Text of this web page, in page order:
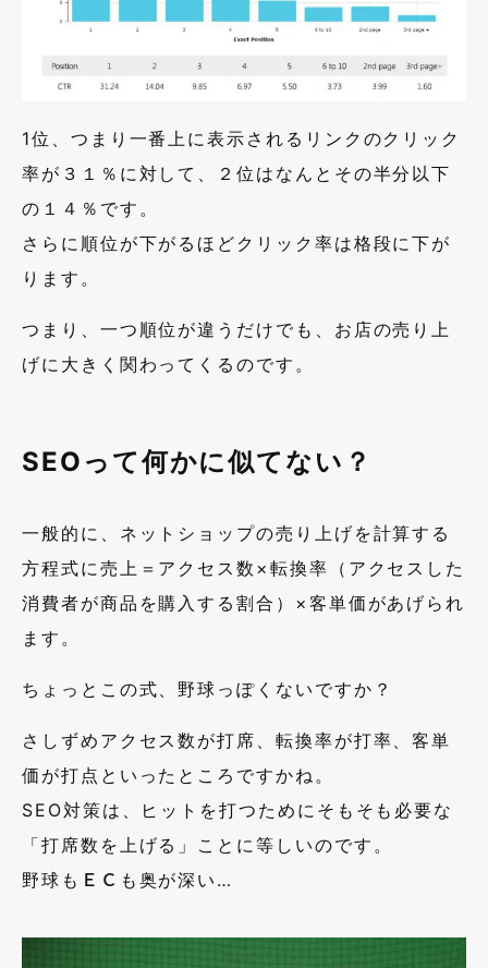
1位、つまり一番上に表示されるリンクのクリック
率が３１％に対して、２位はなんとその半分以下
の１４％です。
さらに順位が下がるほどクリック率は格段に下が
ります。
つまり、一つ順位が違うだけでも、お店の売り上
げに大きく関わってくるのです。
SEOって何かに似てない？
一般的に、ネットショップの売り上げを計算する
方程式に売上＝アクセス数×転換率（アクセスした
消費者が商品を購入する割合）×客単価があげられ
ます。
ちょっとこの式、野球っぽくないですか？
さしずめアクセス数が打席、転換率が打率、客単
価が打点といったところですかね。
SEO対策は、ヒットを打つためにそもそも必要な
「打席数を上げる」ことに等しいのです。
野球もＥＣも奥が深い…